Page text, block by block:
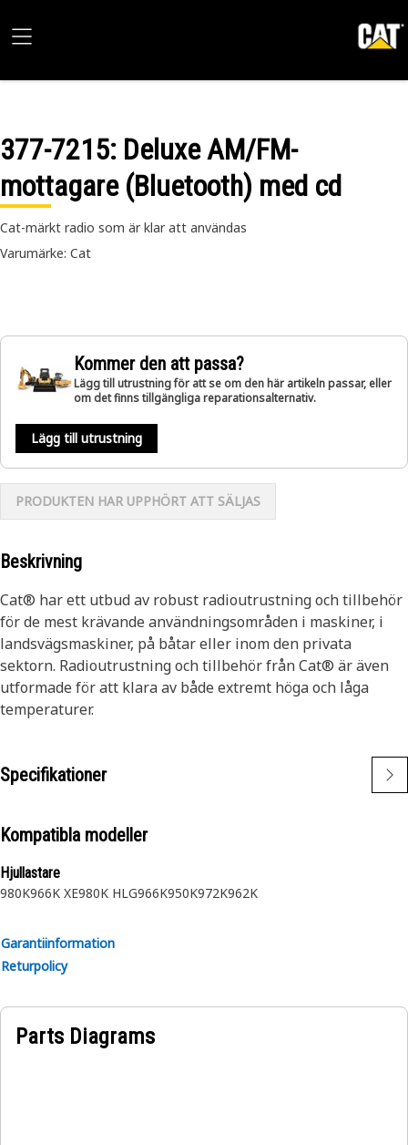
377-7215: Deluxe AM/FM-
mottagare (Bluetooth) med cd
Cat-märkt radio som är klar att användas
Varumärke: Cat
Kommer den att passa?
Lägg till utrustning för att se om den här artikeln passar, eller
om det finns tillgängliga reparationsalternativ.
Lägg till utrustning
PRODUKTEN HAR UPPHÖRT ATT SÄLJAS
Beskrivning
Cat® har ett utbud av robust radioutrustning och tillbehör
för de mest krävande användningsområden i maskiner, i
landsvägsmaskiner, på båtar eller inom den privata
sektorn. Radioutrustning och tillbehör från Cat® är även
utformade för att klara av både extremt höga och låga
temperaturer.
Specifikationer
Kompatibla modeller
Hjullastare
980K966K XE980K HLG966K950K972K962K
Garantiinformation
Returpolicy
Parts Diagrams